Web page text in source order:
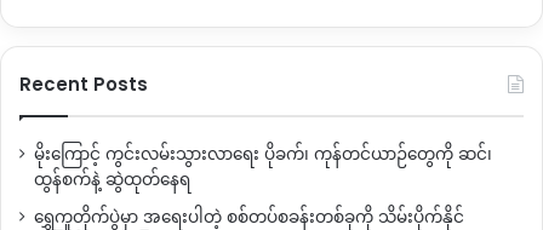
ကြာမြင့်လာပြီ ဖြစ်တယ်လို့KIOပြောပါတယ်။
ရေးဦးတည်လိုတာကြောင့် ထိုးစစ်ဆင်တိုက်ခိုက်လာတာဖြစ်တယ်လို့
ဗိုလ်မှူးကြီးနော်ဘူ ဆက်ပြောပါတယ်။
Recent Posts
မိုးကြောင့် ကွင်းလမ်းသွားလာရေး ပိုခက်၊ ကုန်တင်ယာဉ်တွေကို ဆင်၊
ထွန်စက်နဲ့ ဆွဲထုတ်နေရ
ရွှေကူတိုက်ပွဲမှာ အရေးပါတဲ့ စစ်တပ်စခန်းတစ်ခုကို သိမ်းပိုက်နိုင်